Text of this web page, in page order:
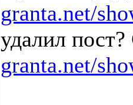
granta.net/
удалил
granta.net/